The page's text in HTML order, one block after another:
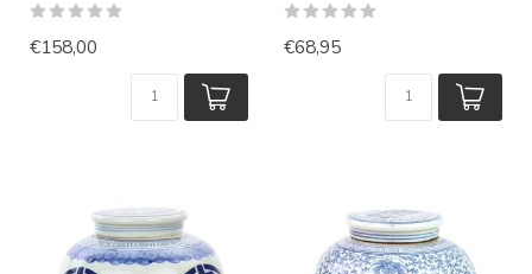
€158,00 €68,95